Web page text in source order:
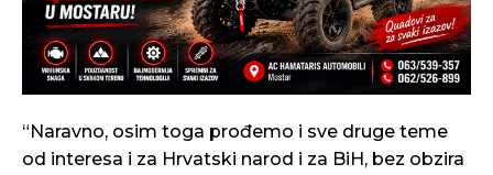
“Naravno, osim toga prođemo i sve druge teme
od interesa i za Hrvatski narod i za BiH, bez obzira